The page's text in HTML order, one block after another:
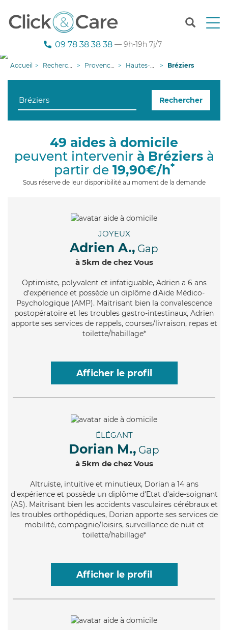
T
n
g
i
09 78 38 38 38 — 9h-19h 7j/7
Accueil Recherche aide à domicile Provence-Alpes-Côte d'Azur Hautes-Alpes Bréziers
Rechercher
49 aides à domicile
peuvent intervenir à Bréziersà
partir de 19,90€/h*
Sous réserve de leur disponibilité au moment de la demande
JOYEUX
Adrien A., Gap
à 5km de chez Vous
Optimiste, polyvalent et infatiguable, Adrien a 6 ans
d'expérience et possède un diplôme d'Aide Médico-
Psychologique (AMP). Maitrisant bien la convalescence
postopératoire et les troubles gastro-intestinaux, Adrien
apporte ses services de rappels, courses/livraison, repas et
toilette/habillage*
Afficher le profil
ÉLÉGANT
Dorian M., Gap
à 5km de chez Vous
Altruiste, intuitive et minutieux, Dorian a 14 ans
d'expérience et possède un diplôme d'Etat d'aide-soignant
(AS). Maitrisant bien les accidents vasculaires cérébraux et
les troubles orthopédiques, Dorian apporte ses services de
mobilité, compagnie/loisirs, surveillance de nuit et
toilette/habillage*
Afficher le profil